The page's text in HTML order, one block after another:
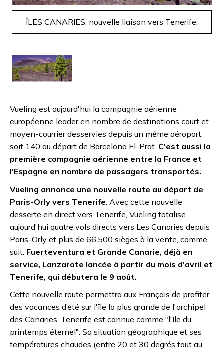
ÎLES CANARIES: nouvelle liaison vers Tenerife.
Vueling est aujourd'hui la compagnie aérienne
européenne leader en nombre de destinations court et
moyen-courrier desservies depuis un même aéroport,
soit 140 au départ de Barcelona El-Prat. C'est aussi la
première compagnie aérienne entre la France et
l'Espagne en nombre de passagers transportés.
Vueling annonce une nouvelle route au départ de
Paris-Orly vers Tenerife . Avec cette nouvelle
desserte en direct vers Tenerife, Vueling totalise
aujourd'hui quatre vols directs vers Les Canaries depuis
Paris-Orly et plus de 66.500 sièges à la vente, comme
suit: Fuerteventura et Grande Canarie, déjà en
service, Lanzarote lancée à partir du mois d'avril et
Tenerife, qui débutera le 9 août.
Cette nouvelle route permettra aux Français de profiter
des vacances d’été sur l'île la plus grande de l'archipel
des Canaries. Tenerife est connue comme "l'Ile du
printemps éternel". Sa situation géographique et ses
températures chaudes (entre 20 et 30 degrés tout au